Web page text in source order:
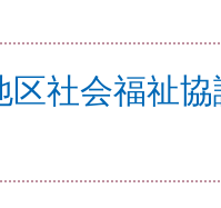
区社会福祉